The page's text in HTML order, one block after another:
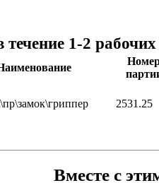
течение 1-2
2531.25
Вместе с